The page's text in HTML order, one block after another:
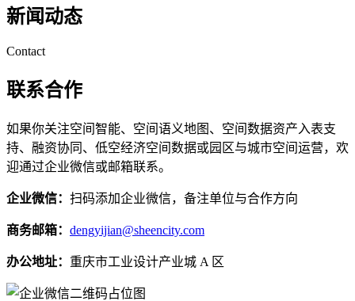
新闻动态
Contact
联系合作
如果你关注空间智能、空间语义地图、空间数据资产入表支
持、融资协同、低空经济空间数据或园区与城市空间运营，欢
迎通过企业微信或邮箱联系。
企业微信： 扫码添加企业微信，备注单位与合作方向
商务邮箱： dengyijian@sheencity.com
办公地址： 重庆市工业设计产业城 A 区